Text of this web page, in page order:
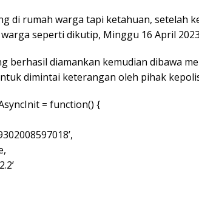
di rumah warga tapi ketahuan, setelah
seperti dikutip, Minggu 16 April
berhasil diamankan kemudian dibawa
dimintai keterangan oleh pihak
= function() {